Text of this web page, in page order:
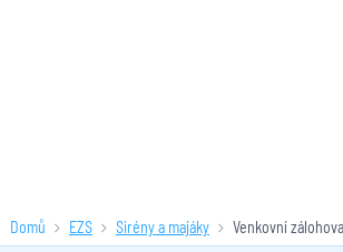
Domů EZS Sirény a majáky Venkovní